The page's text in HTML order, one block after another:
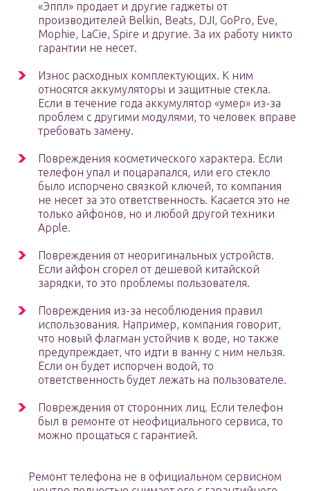
«Эппл» продает и другие гаджеты от
производителей Belkin, Beats, DJI, GoPro, Eve,
Mophie, LaCie, Spire и другие. За их работу никто
гарантии не несет.
Износ расходных комплектующих. К ним
относятся аккумуляторы и защитные стекла.
Если в течение года аккумулятор «умер» из-за
проблем с другими модулями, то человек вправе
требовать замену.
Повреждения косметического характера. Если
телефон упал и поцарапался, или его стекло
было испорчено связкой ключей, то компания
не несет за это ответственность. Касается это не
только айфонов, но и любой другой техники
Apple.
Повреждения от неоригинальных устройств.
Если айфон сгорел от дешевой китайской
зарядки, то это проблемы пользователя.
Повреждения из-за несоблюдения правил
использования. Например, компания говорит,
что новый флагман устойчив к воде, но также
предупреждает, что идти в ванну с ним нельзя.
Если он будет испорчен водой, то
ответственность будет лежать на пользователе.
Повреждения от сторонних лиц. Если телефон
был в ремонте от неофициального сервиса, то
можно прощаться с гарантией.
Ремонт телефона не в официальном сервисном